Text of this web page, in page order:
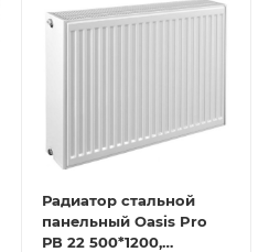
Радиатор стальной
панельный Oasis Pro
РВ 22 500*1200,